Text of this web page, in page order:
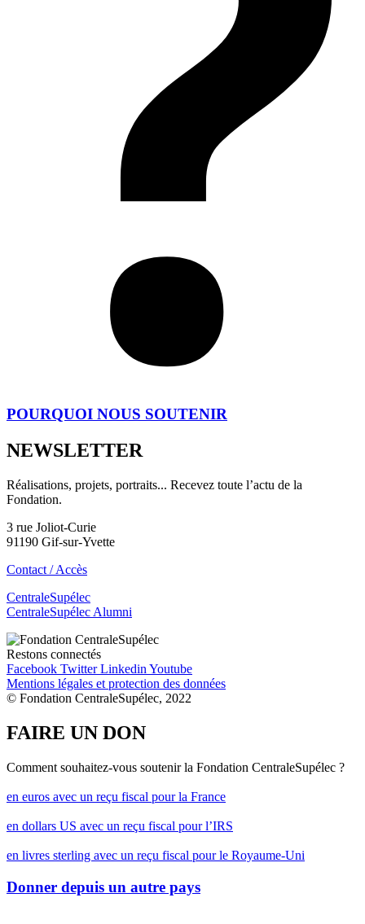
POURQUOI NOUS SOUTENIR
NEWSLETTER
Réalisations, projets, portraits... Recevez toute l’actu de la
Fondation.
3 rue Joliot-Curie
91190 Gif-sur-Yvette
Contact / Accès
CentraleSupélec
CentraleSupélec Alumni
Restons connectés
Facebook Twitter Linkedin Youtube
Mentions légales et protection des données
© Fondation CentraleSupélec, 2022
FAIRE UN DON
Comment souhaitez-vous soutenir la Fondation CentraleSupélec ?
en euros avec un reçu fiscal pour la France
en dollars US avec un reçu fiscal pour l’IRS
en livres sterling avec un reçu fiscal pour le Royaume-Uni
Donner depuis un autre pays